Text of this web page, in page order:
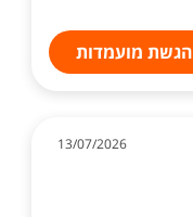
הגשת מועמדות
13/07/2026